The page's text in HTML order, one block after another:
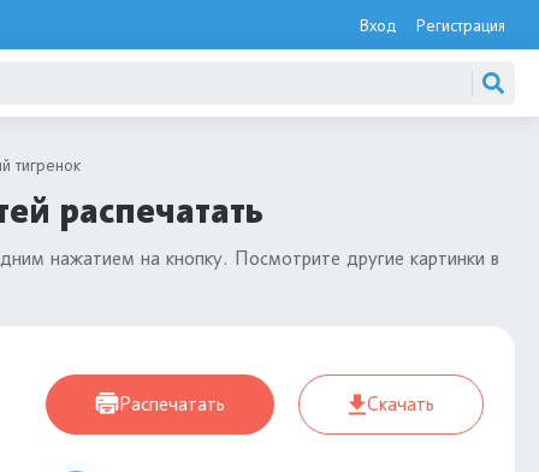
Вход Регистрация
тигренок
распечатать
нажатием на кнопку. Посмотрите другие картинки в
Распечатать Скачать